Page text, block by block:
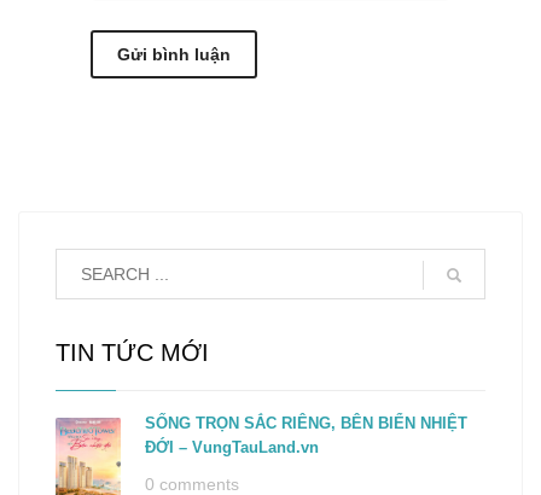
TIN TỨC MỚI
SỐNG TRỌN SẮC RIÊNG, BÊN BIỂN NHIỆT
ĐỚI – VungTauLand.vn
0 comments